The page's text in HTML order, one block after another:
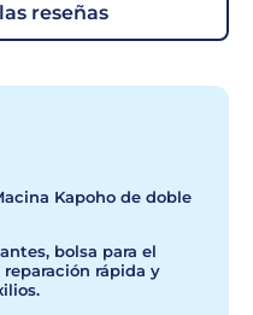
reseñas
Kapoho de doble
bolsa para el
rápida y